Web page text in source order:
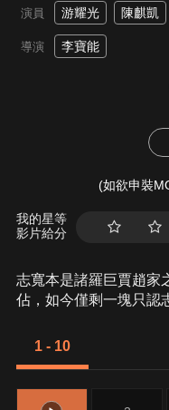
演員 游耀光 陳麒凱
導演 李寶能
(如欲申裝
我的星等
影片給分
志寬本是諸羅巨賈趙家
佔，如今僅剩一塊只認
地請來春禾戲團變換生
雞巨妖。
1 - 10